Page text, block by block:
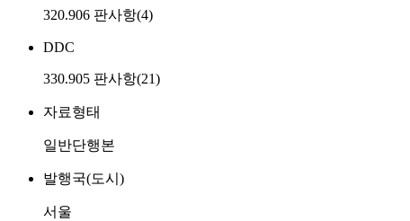
320.906 판사항(4)
DDC
330.905 판사항(21)
자료형태
일반단행본
발행국(도시)
서울